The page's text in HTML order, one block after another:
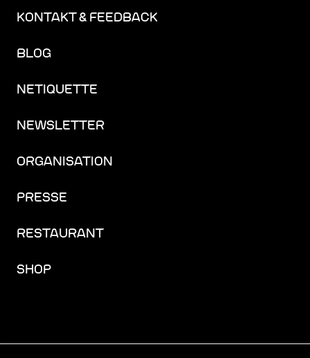
KONTAKT & FEEDBACK
BLOG
NETIQUETTE
NEWSLETTER
ORGANISATION
PRESSE
RESTAURANT
SHOP